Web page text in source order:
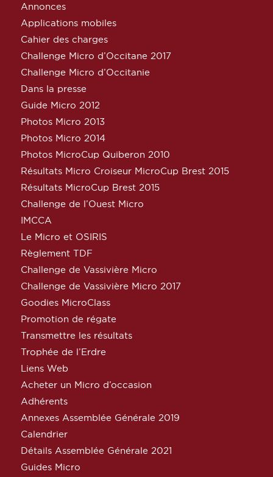
Annonces
Applications mobiles
Cahier des charges
Challenge Micro d’Occitane 2017
Challenge Micro d’Occitanie
Dans la presse
Guide Micro 2012
Photos Micro 2013
Photos Micro 2014
Photos MicroCup Quiberon 2010
Résultats Micro Croiseur MicroCup Brest 2015
Résultats MicroCup Brest 2015
Challenge de l’Ouest Micro
IMCCA
Le Micro et OSIRIS
Règlement TDF
Challenge de Vassivière Micro
Challenge de Vassivière Micro 2017
Goodies MicroClass
Promotion de régate
Transmettre les résultats
Trophée de l’Erdre
Liens Web
Acheter un Micro d’occasion
Adhérents
Annexes Assemblée Générale 2019
Calendrier
Détails Assemblée Générale 2021
Guides Micro